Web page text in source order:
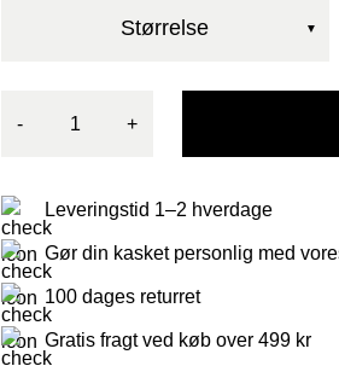
Størrelse
- +
Leveringstid 1–2 hverdage
Gør din kasket personlig med
100 dages returret
Gratis fragt ved køb over 499 kr